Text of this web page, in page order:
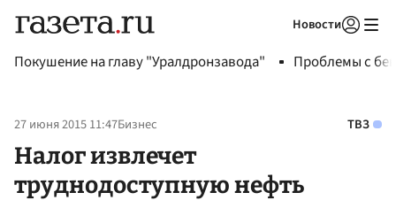
Новости
Покушение на главу "Уралдронзавода" Проблемы с
27 июня 2015 11:47Бизнес ТВЗ
Налог извлечет
труднодоступную нефть